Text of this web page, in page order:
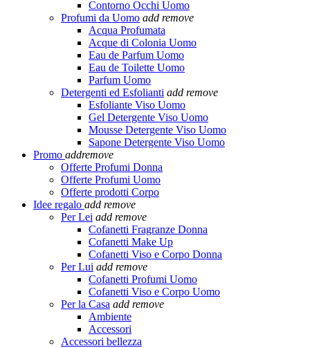
Contorno Occhi Uomo
Profumi da Uomo add remove
Acqua Profumata
Acque di Colonia Uomo
Eau de Parfum Uomo
Eau de Toilette Uomo
Parfum Uomo
Detergenti ed Esfolianti add remove
Esfoliante Viso Uomo
Gel Detergente Viso Uomo
Mousse Detergente Viso Uomo
Sapone Detergente Viso Uomo
Promo addremove
Offerte Profumi Donna
Offerte Profumi Uomo
Offerte prodotti Corpo
Idee regalo add remove
Per Lei add remove
Cofanetti Fragranze Donna
Cofanetti Make Up
Cofanetti Viso e Corpo Donna
Per Lui add remove
Cofanetti Profumi Uomo
Cofanetti Viso e Corpo Uomo
Per la Casa add remove
Ambiente
Accessori
Accessori bellezza